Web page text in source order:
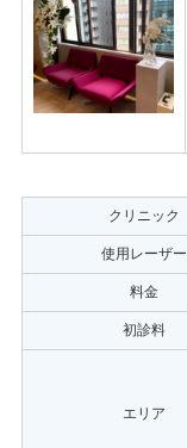
クリニック
使用レーザー
料金
初診料
エリア